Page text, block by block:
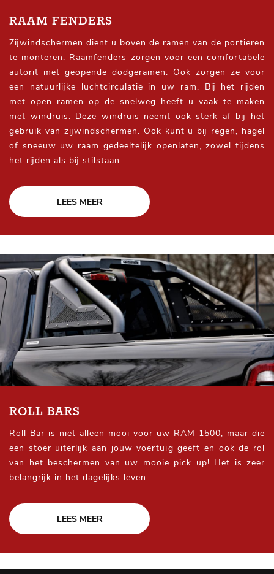
RAAM FENDERS
Zijwindschermen dient u boven de ramen van de portieren
te monteren. Raamfenders zorgen voor een comfortabele
autorit met geopende dodgeramen. Ook zorgen ze voor
een natuurlijke luchtcirculatie in uw ram. Bij het rijden
met open ramen op de snelweg heeft u vaak te maken
met windruis. Deze windruis neemt ook sterk af bij het
gebruik van zijwindschermen. Ook kunt u bij regen, hagel
of sneeuw uw raam gedeeltelijk openlaten, zowel tijdens
het rijden als bij stilstaan.
LEES MEER
ROLL BARS
Roll Bar is niet alleen mooi voor uw RAM 1500, maar die
een stoer uiterlijk aan jouw voertuig geeft en ook de rol
van het beschermen van uw mooie pick up! Het is zeer
belangrijk in het dagelijks leven.
LEES MEER